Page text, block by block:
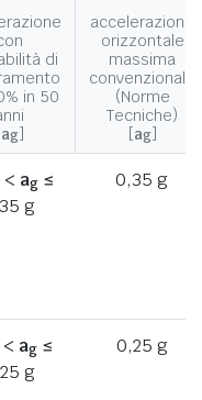
di
in 50
ag]
accelerazione
orizzontale
massima
convenzionale
(Norme
Tecniche)
[ag]
ag≤
g
0,35 g
ag ≤
g
0,25 g